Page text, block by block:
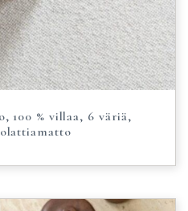
100 % villaa, 6 väriä,